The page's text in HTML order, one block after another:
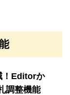
Editorか
調整機能